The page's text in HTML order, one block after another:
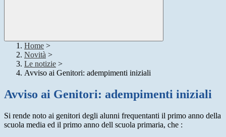
Home >
Novità >
Le notizie >
Avviso ai Genitori: adempimenti iniziali
Avviso ai Genitori: adempimenti iniziali
Si rende noto ai genitori degli alunni frequentanti il primo anno della
scuola media ed il primo anno dell scuola primaria, che :